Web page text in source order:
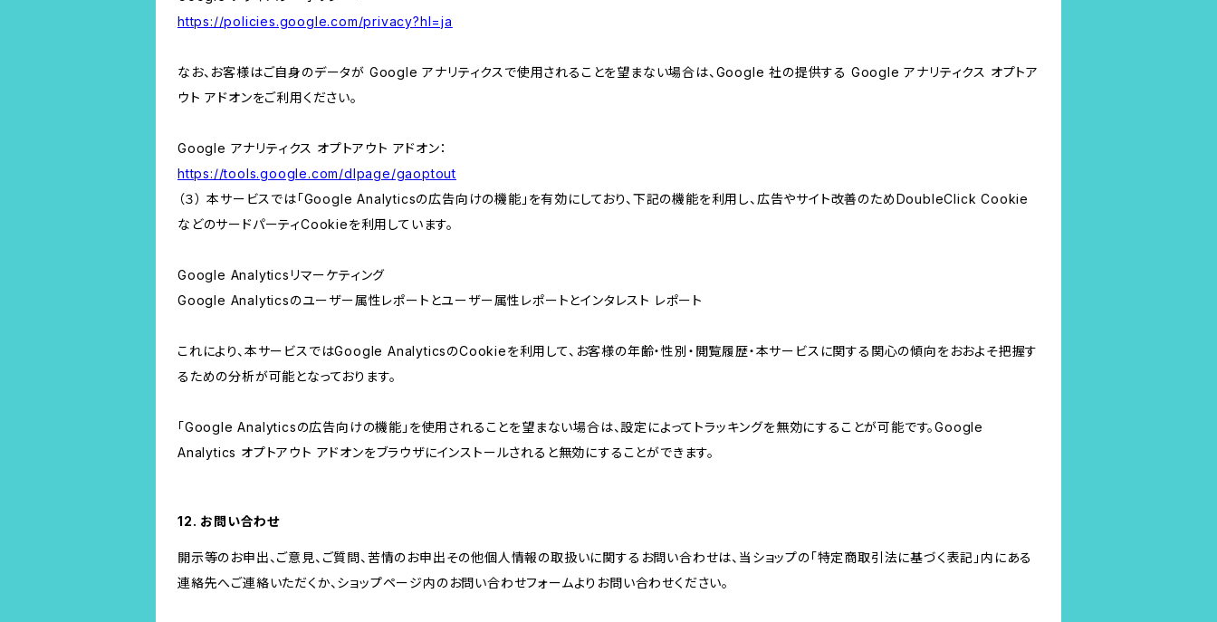
https://policies.google.com/privacy?hl=ja
なお、お客様はご自身のデータが Google アナリティクスで使用されることを望まない場合は、Google 社の提供する Google アナリティクス オプトア
ウト アドオンをご利用ください。
Google アナリティクス オプトアウト アドオン：
https://tools.google.com/dlpage/gaoptout
（３） 本サービスでは「Google Analyticsの広告向けの機能」を有効にしており、下記の機能を利用し、広告やサイト改善のためDoubleClick Cookie
などのサードパーティCookieを利用しています。
Google Analyticsリマーケティング
Google Analyticsのユーザー属性レポートとユーザー属性レポートとインタレスト レポート
これにより、本サービスではGoogle AnalyticsのCookieを利用して、お客様の年齢・性別・閲覧履歴・本サービスに関する関心の傾向をおおよそ把握す
るための分析が可能となっております。
「Google Analyticsの広告向けの機能」を使用されることを望まない場合は、設定によってトラッキングを無効にすることが可能です。Google
Analytics オプトアウト アドオンをブラウザにインストールされると無効にすることができます。
12. お問い合わせ
開示等のお申出、ご意見、ご質問、苦情のお申出その他個人情報の取扱いに関するお問い合わせは、当ショップの「特定商取引法に基づく表記」内にある
連絡先へご連絡いただくか、ショップページ内のお問い合わせフォームよりお問い合わせください。